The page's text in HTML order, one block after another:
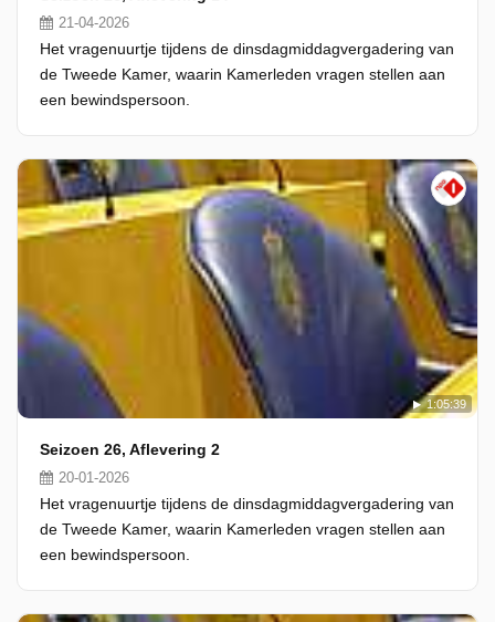
21-04-2026
Het vragenuurtje tijdens de dinsdagmiddagvergadering van
de Tweede Kamer, waarin Kamerleden vragen stellen aan
een bewindspersoon.
1:05:39
Seizoen 26, Aflevering 2
20-01-2026
Het vragenuurtje tijdens de dinsdagmiddagvergadering van
de Tweede Kamer, waarin Kamerleden vragen stellen aan
een bewindspersoon.